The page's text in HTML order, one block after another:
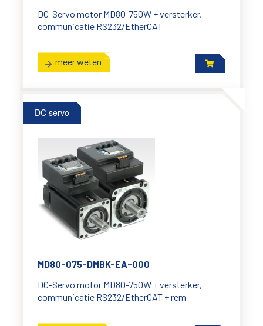
DC-Servo motor MD80-750W + versterker,
communicatie RS232/EtherCAT
meer weten
DC servo
MD80-075-DMBK-EA-000
DC-Servo motor MD80-750W + versterker,
communicatie RS232/EtherCAT + rem